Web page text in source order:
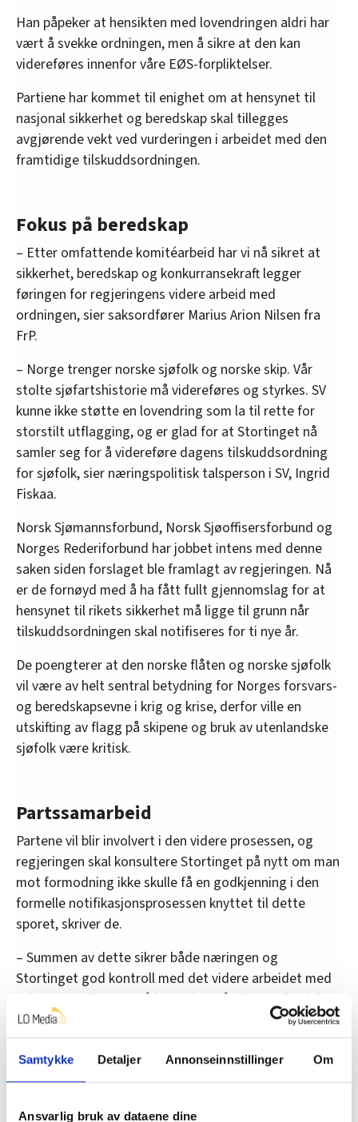
Samtykke Detaljer Annonseinnstillinger Om
Ansvarlig bruk av dataene dine
Han påpeker at hensikten med lovendringen aldri har
vært å svekke ordningen, men å sikre at den kan
videreføres innenfor våre EØS-forpliktelser.
Partiene har kommet til enighet om at hensynet til
nasjonal sikkerhet og beredskap skal tillegges
avgjørende vekt ved vurderingen i arbeidet med den
framtidige tilskuddsordningen.
Fokus på beredskap
– Etter omfattende komitéarbeid har vi nå sikret at
sikkerhet, beredskap og konkurransekraft legger
føringen for regjeringens videre arbeid med
ordningen, sier saksordfører Marius Arion Nilsen fra
FrP.
– Norge trenger norske sjøfolk og norske skip. Vår
stolte sjøfartshistorie må videreføres og styrkes. SV
kunne ikke støtte en lovendring som la til rette for
storstilt utflagging, og er glad for at Stortinget nå
samler seg for å videreføre dagens tilskuddsordning
for sjøfolk, sier næringspolitisk talsperson i SV, Ingrid
Fiskaa.
Norsk Sjømannsforbund, Norsk Sjøoffisersforbund og
Norges Rederiforbund har jobbet intens med denne
saken siden forslaget ble framlagt av regjeringen. Nå
er de fornøyd med å ha fått fullt gjennomslag for at
hensynet til rikets sikkerhet må ligge til grunn når
tilskuddsordningen skal notifiseres for ti nye år.
De poengterer at den norske flåten og norske sjøfolk
vil være av helt sentral betydning for Norges forsvars-
og beredskapsevne i krig og krise, derfor ville en
utskifting av flagg på skipene og bruk av utenlandske
sjøfolk være kritisk.
Partssamarbeid
Partene vil blir involvert i den videre prosessen, og
regjeringen skal konsultere Stortinget på nytt om man
mot formodning ikke skulle få en godkjenning i den
formelle notifikasjonsprosessen knyttet til dette
sporet, skriver de.
– Summen av dette sikrer både næringen og
Stortinget god kontroll med det videre arbeidet med
saken. Det viktigste på kort sikt er å sikre midlertidig
forlengelse av den eksisterende ordningen inntil det er
gjennomført en ny, formell notifikasjonsprosess med
ESA. Dette må være på plass slik at Norge til enhver tid
har en godkjent tilskuddsordning, skriver